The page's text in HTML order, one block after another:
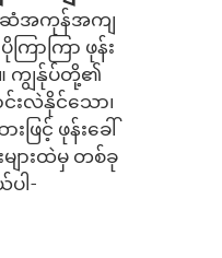
ဆံအကုန်အကျ
ကြာကြာ ဖုန်း
။ ကျွန်ုပ်တို့၏
းလဲနိုင်သော၊
ြင့် ဖုန်းခေါ်
ားထဲမှ တစ်ခု
ပါ-